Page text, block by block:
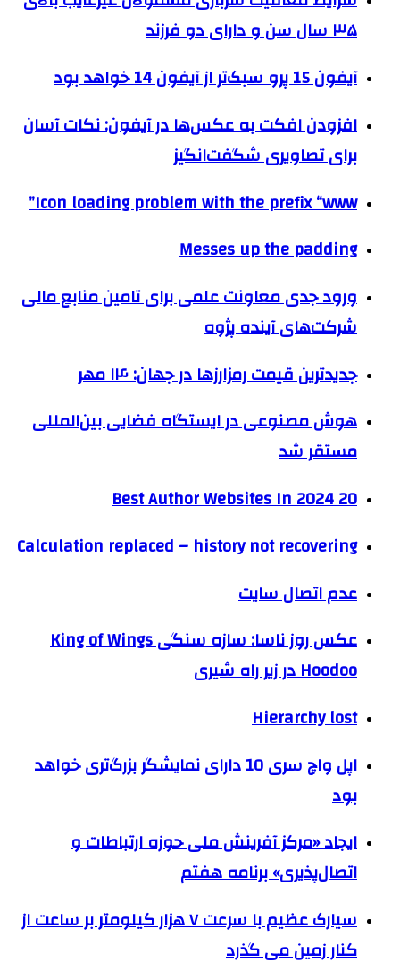
۳۵ سال سن و دارای دو فرزند
آیفون 15 پرو سبک‌تر از آیفون 14 خواهد بود
افزودن افکت به عکس‌ها در آیفون: نکات آسان
برای تصاویری شگفت‌انگیز
Icon loading problem with the prefix “www”
Messes up the padding
ورود جدی معاونت علمی برای تامین منابع مالی
شرکت‌های آینده پژوه
جدیدترین قیمت رمزارزها در جهان: ۱۴ مهر
هوش مصنوعی در ایستگاه فضایی بین‌المللی
مستقر شد
20 Best Author Websites In 2024
Calculation replaced – history not recovering
عدم اتصال سایت
عکس روز ناسا: سازه سنگی King of Wings
Hoodoo در زیر راه شیری
Hierarchy lost
اپل واچ سری 10 دارای نمایشگر بزرگ‌تری خواهد
بود
ایجاد «مرکز آفرینش ملی حوزه ارتباطات و
اتصال‌پذیری» برنامه هفتم
سیارک عظیم با سرعت ۷ هزار کیلومتر بر ساعت از
کنار زمین می گذرد